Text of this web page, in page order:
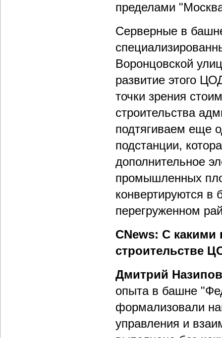
пределами
Серверные в
Воронцовской
развитие этого
точки зрения
строительства
подтягиваем еще
подстанции,
дополнительное
промышленных
конвертируются
перегруженном
CNews: С
строительстве
Дмитрий
опыта в башне
формализовали
управления и